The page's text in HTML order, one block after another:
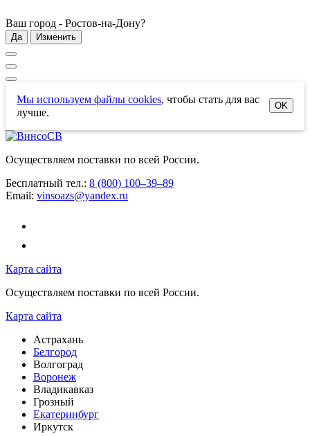
Ваш город - Ростов-на-Дону?
Да Изменить
Мы используем файлы cookies, чтобы стать для вас
лучше.
OK
Осуществляем поставки по всей России.
Бесплатный тел.: 8 (800) 100–39–89
Email: vinsoazs@yandex.ru
Карта сайта
Осуществляем поставки по всей России.
Карта сайта
Астрахань
Белгород
Волгоград
Воронеж
Владикавказ
Грозный
Екатеринбург
Иркутск